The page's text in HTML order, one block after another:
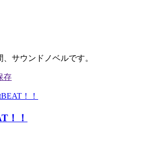
サウンドノベルです。
！！